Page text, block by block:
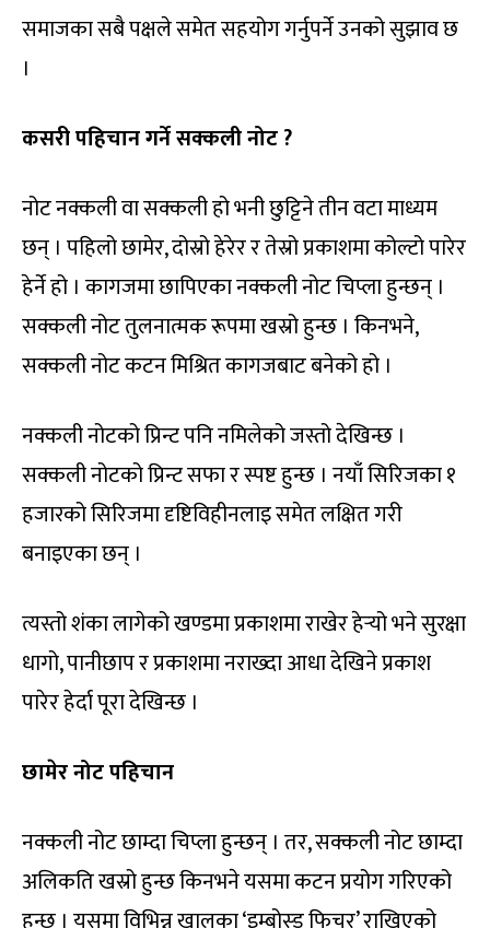
समाजका सबै पक्षले समेत सहयोग गर्नुपर्ने उनको सुझाव छ
।
कसरी पहिचान गर्ने सक्कली नोट ?
नोट नक्कली वा सक्कली हो भनी छुट्टिने तीन वटा माध्यम
छन् । पहिलो छामेर, दोस्रो हेरेर र तेस्रो प्रकाशमा कोल्टो पारेर
हेर्ने हो । कागजमा छापिएका नक्कली नोट चिप्ला हुन्छन् ।
सक्कली नोट तुलनात्मक रूपमा खस्रो हुन्छ । किनभने,
सक्कली नोट कटन मिश्रित कागजबाट बनेको हो ।
नक्कली नोटको प्रिन्ट पनि नमिलेको जस्तो देखिन्छ ।
सक्कली नोटको प्रिन्ट सफा र स्पष्ट हुन्छ । नयाँ सिरिजका १
हजारको सिरिजमा दृष्टिविहीनलाइ समेत लक्षित गरी
बनाइएका छन् ।
त्यस्तो शंका लागेको खण्डमा प्रकाशमा राखेर हेर्‍यो भने सुरक्षा
धागो, पानीछाप र प्रकाशमा नराख्दा आधा देखिने प्रकाश
पारेर हेर्दा पूरा देखिन्छ ।
छामेर नोट पहिचान
नक्कली नोट छाम्दा चिप्ला हुन्छन् । तर, सक्कली नोट छाम्दा
अलिकति खस्रो हुन्छ किनभने यसमा कटन प्रयोग गरिएको